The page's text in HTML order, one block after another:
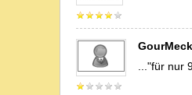
..."für nur